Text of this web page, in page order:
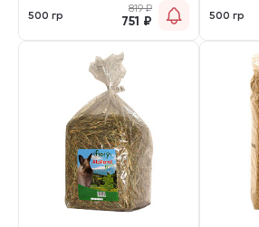
500 гр
819₽
751 ₽ 500 гр